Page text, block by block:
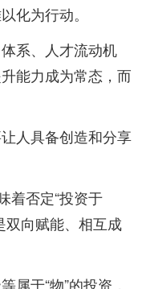
化为行动。
系、人才流动机
能力成为常态，而
人具备创造和分享
着否定“投资于
双向赋能、相互成
于“物”的投资，